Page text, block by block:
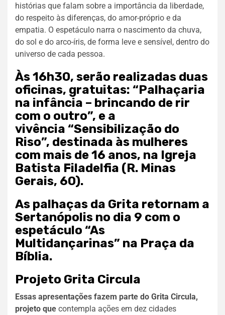
histórias que falam sobre a importância da liberdade,
do respeito às diferenças, do amor-próprio e da
empatia. O espetáculo narra o nascimento da chuva,
do sol e do arco-íris, de forma leve e sensível, dentro do
universo de cada pessoa.
Às 16h30, serão realizadas duas
oficinas, gratuitas: “Palhaçaria
na infância – brincando de rir
com o outro”, e a
vivência “Sensibilização do
Riso”, destinada às mulheres
com mais de 16 anos, na Igreja
Batista Filadelfia (R. Minas
Gerais, 60).
As palhaças da Grita retornam a
Sertanópolis no dia 9 com o
espetáculo “As
Multidançarinas” na Praça da
Bíblia.
Projeto Grita Circula
Essas apresentações fazem parte do Grita Circula,
projeto que contempla ações em dez cidades